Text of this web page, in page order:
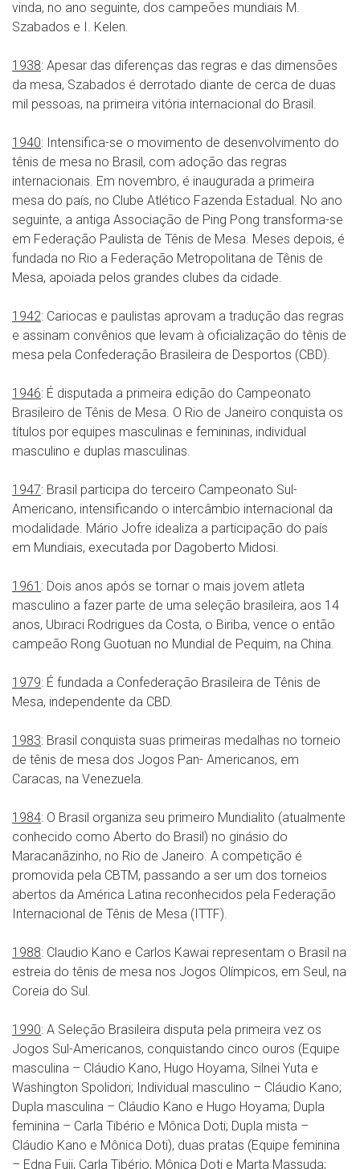
vinda, no ano seguinte, dos campeões mundiais M.
Szabados e I. Kelen.
1938: Apesar das diferenças das regras e das dimensões
da mesa, Szabados é derrotado diante de cerca de duas
mil pessoas, na primeira vitória internacional do Brasil.
1940: Intensifica-se o movimento de desenvolvimento do
tênis de mesa no Brasil, com adoção das regras
internacionais. Em novembro, é inaugurada a primeira
mesa do país, no Clube Atlético Fazenda Estadual. No ano
seguinte, a antiga Associação de Ping Pong transforma-se
em Federação Paulista de Tênis de Mesa. Meses depois, é
fundada no Rio a Federação Metropolitana de Tênis de
Mesa, apoiada pelos grandes clubes da cidade.
1942: Cariocas e paulistas aprovam a tradução das regras
e assinam convênios que levam à oficialização do tênis de
mesa pela Confederação Brasileira de Desportos (CBD).
1946: É disputada a primeira edição do Campeonato
Brasileiro de Tênis de Mesa. O Rio de Janeiro conquista os
títulos por equipes masculinas e femininas, individual
masculino e duplas masculinas.
1947: Brasil participa do terceiro Campeonato Sul-
Americano, intensificando o intercâmbio internacional da
modalidade. Mário Jofre idealiza a participação do país
em Mundiais, executada por Dagoberto Midosi.
1961 : Dois anos após se tornar o mais jovem atleta
masculino a fazer parte de uma seleção brasileira, aos 14
anos, Ubiraci Rodrigues da Costa, o Biriba, vence o então
campeão Rong Guotuan no Mundial de Pequim, na China.
1979: É fundada a Confederação Brasileira de Tênis de
Mesa, independente da CBD.
1983: Brasil conquista suas primeiras medalhas no torneio
de tênis de mesa dos Jogos Pan- Americanos, em
Caracas, na Venezuela.
1984: O Brasil organiza seu primeiro Mundialito (atualmente
conhecido como Aberto do Brasil) no ginásio do
Maracanãzinho, no Rio de Janeiro. A competição é
promovida pela CBTM, passando a ser um dos torneios
abertos da América Latina reconhecidos pela Federação
Internacional de Tênis de Mesa (ITTF).
1988: Claudio Kano e Carlos Kawai representam o Brasil na
estreia do tênis de mesa nos Jogos Olímpicos, em Seul, na
Coreia do Sul.
1990: A Seleção Brasileira disputa pela primeira vez os
Jogos Sul-Americanos, conquistando cinco ouros (Equipe
masculina – Cláudio Kano, Hugo Hoyama, Silnei Yuta e
Washington Spolidori; Individual masculino – Cláudio Kano;
Dupla masculina – Cláudio Kano e Hugo Hoyama; Dupla
feminina – Carla Tibério e Mônica Doti; Dupla mista –
Cláudio Kano e Mônica Doti), duas pratas (Equipe feminina
– Edna Fuji, Carla Tibério, Mônica Doti e Marta Massuda;